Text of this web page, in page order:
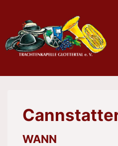
Inhalt
WANN